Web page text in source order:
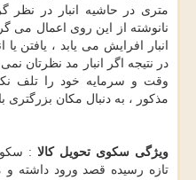
متری در حاشیه انبار در نظر
نانوشته از این روی اعمال می
انبار افرایش می یابد ، یافتن
در نتیجه اگر انبار مد نظرتان
وقت و سرمایه خود را تلف
مذکور ، به دنبال مکان بزرگتری
ویژگی سکوی تحویل کالا :
تازه رسیده قصد ورود